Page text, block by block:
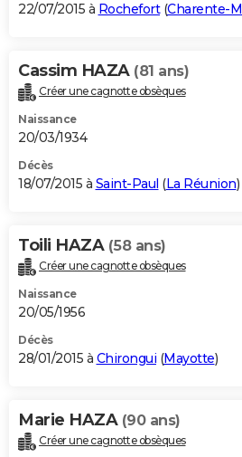
22/07/2015 à Rochefort(Charente-
Cassim HAZA (81 ans)
Créer une cagnotte obsèques
Naissance
20/03/1934
Décès
18/07/2015 à Saint-Paul (La Réunion)
Toili HAZA (58 ans)
Créer une cagnotte obsèques
Naissance
20/05/1956
Décès
28/01/2015 à Chirongui (Mayotte)
Marie HAZA (90 ans)
Créer une cagnotte obsèques